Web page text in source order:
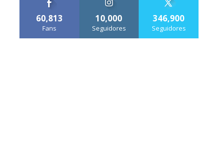
60,813
Fans
10,000
Seguidores
346,900
Seguidores